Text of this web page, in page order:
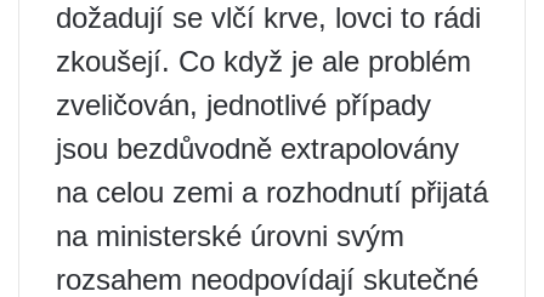
dožadují se vlčí krve, lovci to rádi
zkoušejí. Co když je ale problém
zveličován, jednotlivé případy
jsou bezdůvodně extrapolovány
na celou zemi a rozhodnutí přijatá
na ministerské úrovni svým
rozsahem neodpovídají skutečné